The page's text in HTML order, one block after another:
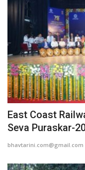
East Coast
Seva Puraskar-
bhavtarini.com@gmail.com